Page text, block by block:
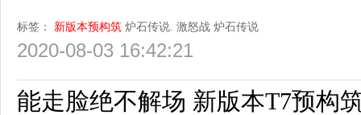
标签： 新版本预构筑 炉石传说. 激怒战 炉石传说
2020-08-03 16:42:21
能走脸绝不解场 新版本T7预构